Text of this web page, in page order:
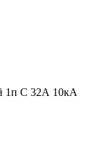
1п C 32А 10кА